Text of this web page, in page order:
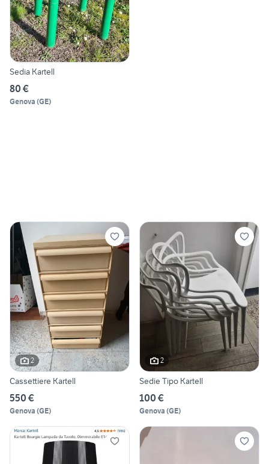
Sedia Kartell
80 €
Genova (GE)
2
Cassettiere Kartell
550 €
Genova (GE)
2
Sedie Tipo Kartell
100 €
Genova (GE)